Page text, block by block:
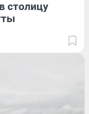
столицу